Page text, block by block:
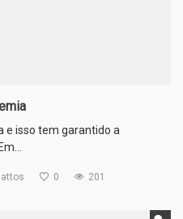
e isso tem garantido a
0 201